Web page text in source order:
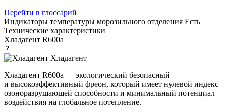
Перейти в глоссарий
Индикаторы температуры морозильного отделения Есть
Технические характеристики
Хладагент R600a
Хладагент
Хладагент R600a — экологический безопасный
и высокоэффективный фреон, который имеет нулевой индекс
озоноразрушающей способности и минимальный потенциал
воздействия на глобальное потепление.